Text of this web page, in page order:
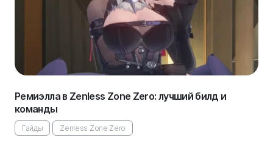
Ремиэлла в Zenless Zone Zero: лучший билд и
команды
Гайды Zenless Zone Zero